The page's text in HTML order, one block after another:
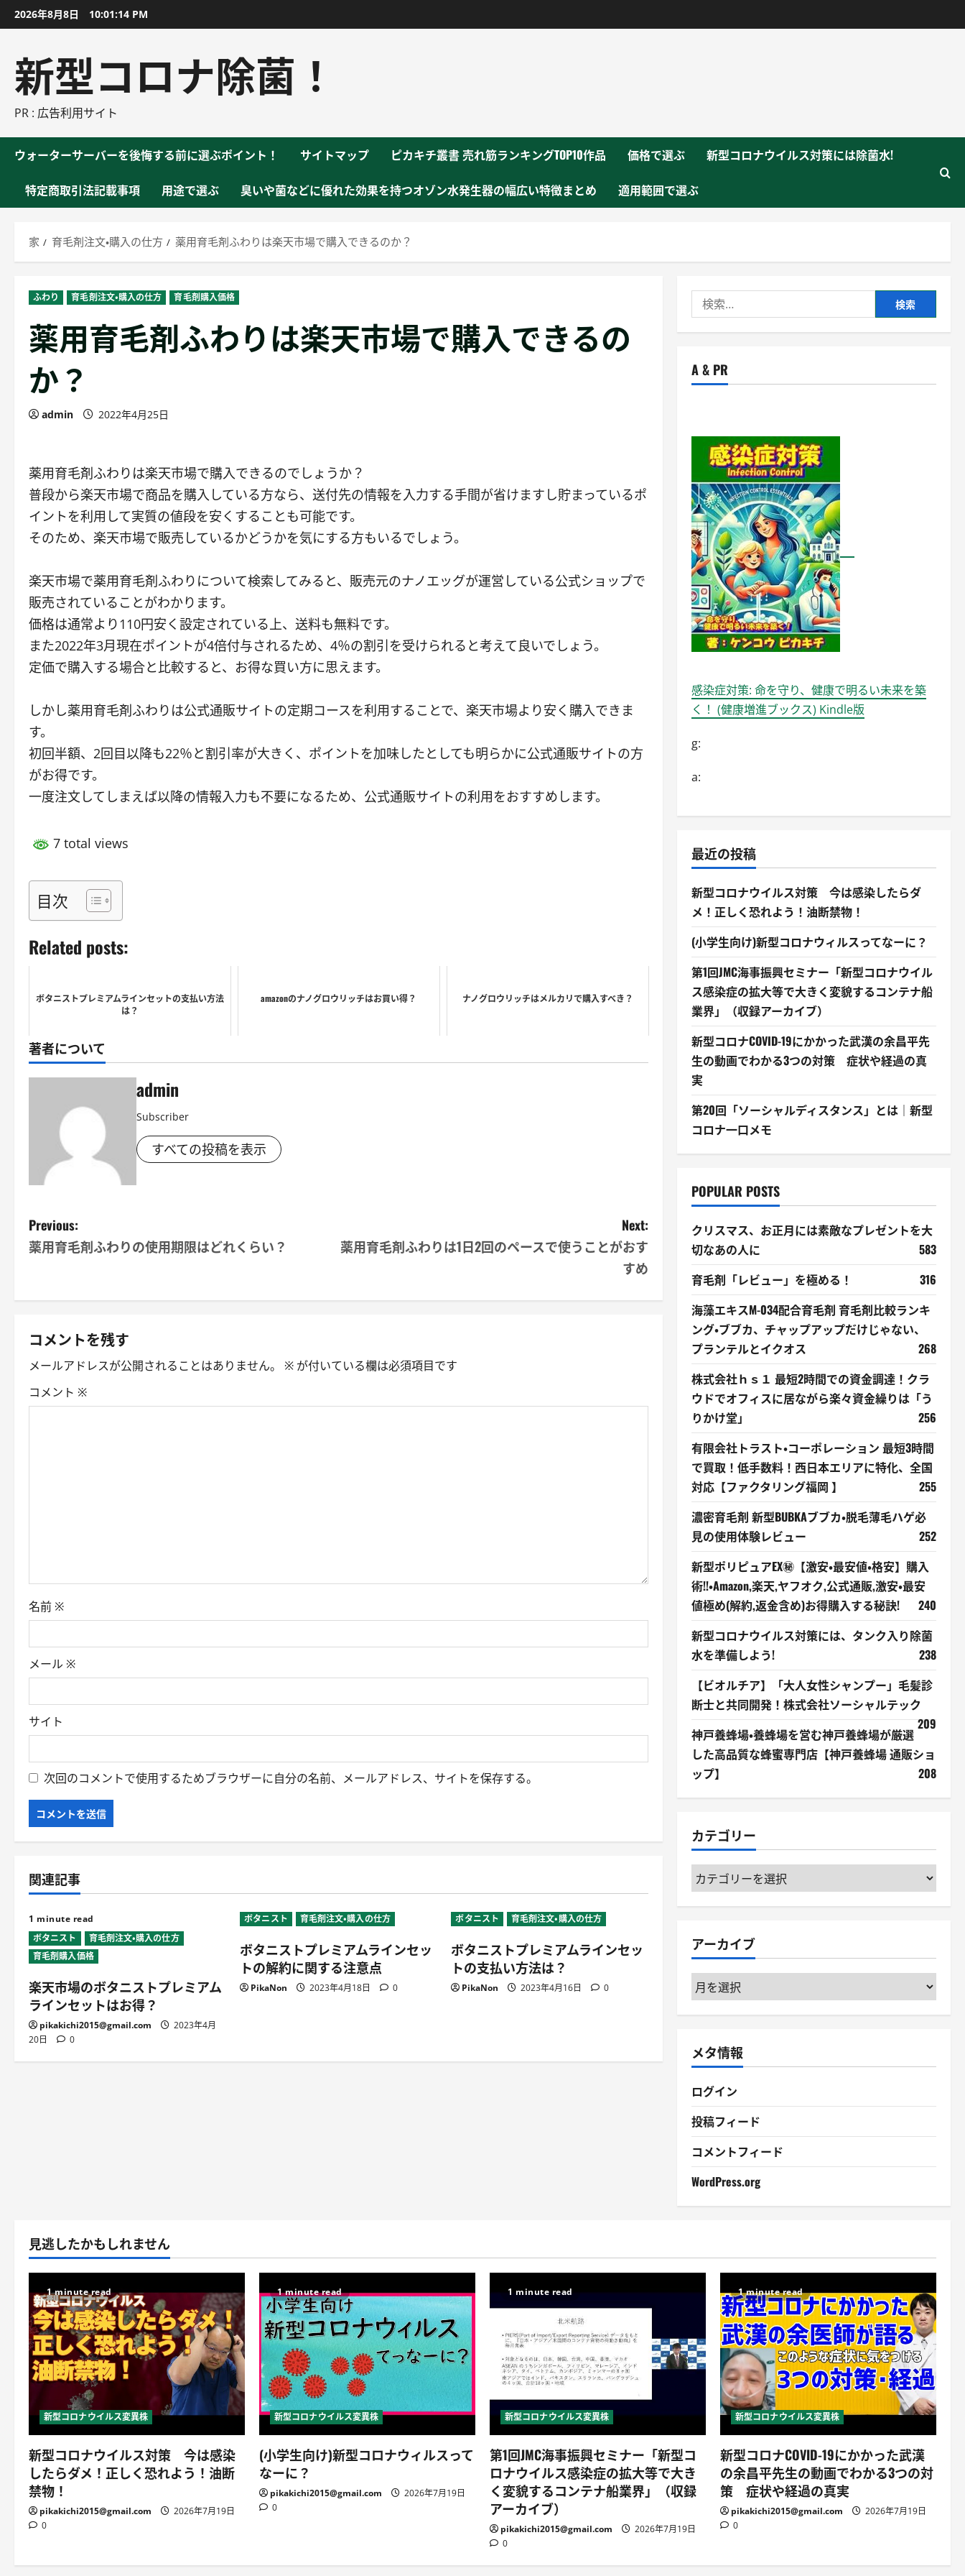
ン
2026年8月8日 10:01:15 PM
新型コロナ除菌！
PR : 広告利用サイト
ウォーターサーバーを後悔する前に選ぶポイント！ サイトマップ ピカキチ叢書 売れ筋ランキングTOP10作品 価格で選ぶ 新型コロナウイルス対策には除菌水!
特定商取引法記載事項 用途で選ぶ 臭いや菌などに優れた効果を持つオゾン水発生器の幅広い特徴まとめ 適用範囲で選ぶ
家 育毛剤注文・購入の仕方 薬用育毛剤ふわりは楽天市場で購入できるのか？
ふわり 育毛剤注文・購入の仕方 育毛剤購入価格
薬用育毛剤ふわりは楽天市場で購入できるの
か？
admin 2022年4月25日
薬用育毛剤ふわりは楽天市場で購入できるのでしょうか？
普段から楽天市場で商品を購入している方なら、送付先の情報を入力する手間が省けますし貯まっているポ
イントを利用して実質の値段を安くすることも可能です。
そのため、楽天市場で販売しているかどうかを気にする方もいるでしょう。
楽天市場で薬用育毛剤ふわりについて検索してみると、販売元のナノエッグが運営している公式ショップで
販売されていることがわかります。
価格は通常より110円安く設定されている上、送料も無料です。
また2022年3月現在ポイントが4倍付与されるため、4％の割引を受けられると考えて良いでしょう。
定価で購入する場合と比較すると、お得な買い方に思えます。
しかし薬用育毛剤ふわりは公式通販サイトの定期コースを利用することで、楽天市場より安く購入できま
す。
初回半額、2回目以降も22％と割引率が大きく、ポイントを加味したとしても明らかに公式通販サイトの方
がお得です。
一度注文してしまえば以降の情報入力も不要になるため、公式通販サイトの利用をおすすめします。
7 total views
目次
Related posts:
ボタニストプレミアムラインセットの支払い方法
は？
amazonのナノグロウリッチはお買い得？ ナノグロウリッチはメルカリで購入すべき？
著者について
admin
Subscriber
すべての投稿を表示
P
o
n
a
v
o
n
Previous:
薬用育毛剤ふわりの使用期限はどれくらい？
Next:
薬用育毛剤ふわりは1日2回のペースで使うことがおす
すめ
コメントを残す
メールアドレスが公開されることはありません。 ※ が付いている欄は必須項目です
コメント ※
名前 ※
メール ※
サイト
次回のコメントで使用するためブラウザーに自分の名前、メールアドレス、サイトを保存する。
関連記事
1 minute read
ボタニスト
育毛剤注文・購入の仕方
育毛剤購入価格
楽天市場のボタニストプレミアム
ラインセットはお得？
pikakichi2015@gmail.com
2023年4月
20日
0
ボタニスト 育毛剤注文・購入の仕方
ボタニストプレミアムラインセッ
トの解約に関する注意点
PikaNon 2023年4月18日 0
ボタニスト 育毛剤注文・購入の仕方
ボタニストプレミアムラインセッ
トの支払い方法は？
PikaNon 2023年4月16日 0
索:
A & PR
感染症対策: 命を守り、健康で明るい未来を築
く！ (健康増進ブックス) Kindle版
g:
a:
最近の投稿
新型コロナウイルス対策 今は感染したらダ
メ！正しく恐れよう！油断禁物！
(小学生向け)新型コロナウィルスってなーに？
第1回JMC海事振興セミナー「新型コロナウイル
ス感染症の拡大等で大きく変貌するコンテナ船
業界」（収録アーカイブ）
新型コロナCOVID-19にかかった武漢の余昌平先
生の動画でわかる3つの対策 症状や経過の真
実
第20回「ソーシャルディスタンス」とは｜新型
コロナ一口メモ
POPULAR POSTS
クリスマス、お正月には素敵なプレゼントを大
切なあの人に
583
育毛剤「レビュー」を極める！
316
海藻エキスM-034配合育毛剤 育毛剤比較ランキ
ング・ブブカ、チャップアップだけじゃない、
プランテルとイクオス
268
株式会社ｈｓ１ 最短2時間での資金調達！クラ
ウドでオフィスに居ながら楽々資金繰りは「う
りかけ堂」
256
有限会社トラスト・コーポレーション 最短3時間
で買取！低手数料！西日本エリアに特化、全国
対応【ファクタリング福岡 】
255
濃密育毛剤 新型BUBKAブブカ・脱毛薄毛ハゲ必
見の使用体験レビュー
252
新型ポリピュアEX㊙【激安・最安値・格安】購入
術!!・Amazon,楽天,ヤフオク,公式通販,激安・最安
値極め(解約,返金含め)お得購入する秘訣!
240
新型コロナウイルス対策には、タンク入り除菌
水を準備しよう!
238
【ビオルチア】「大人女性シャンプー」毛髪診
断士と共同開発！株式会社ソーシャルテック
209
神戸養蜂場・養蜂場を営む神戸養蜂場が厳選
した高品質な蜂蜜専門店【神戸養蜂場 通販ショ
ップ】
208
カテゴリー
カ
テ
ー
アーカイブ
ア
ー
ブ
メタ情報
ログイン
投稿フィード
コメントフィード
WordPress.org
見逃したかもしれません
1 minute read
新型コロナウイルス変異株
新型コロナウイルス対策 今は感染
したらダメ！正しく恐れよう！油断
禁物！
pikakichi2015@gmail.com
2026年7月19日
0
1 minute read
新型コロナウイルス変異株
(小学生向け)新型コロナウィルスって
なーに？
pikakichi2015@gmail.com
2026年7月19日
0
1 minute read
新型コロナウイルス変異株
第1回JMC海事振興セミナー「新型コ
ロナウイルス感染症の拡大等で大き
く変貌するコンテナ船業界」（収録
アーカイブ）
pikakichi2015@gmail.com
2026年7月19日
0
1 minute read
新型コロナウイルス変異株
新型コロナCOVID-19にかかった武漢
の余昌平先生の動画でわかる3つの対
策 症状や経過の真実
pikakichi2015@gmail.com
2026年7月19日
0